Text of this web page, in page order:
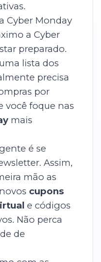
Cyber Monday
a Cyber
preparado.
lista dos
precisa
por
você foque nas
mais
é se
Assim,
mão as
cupons
e códigos
Não perca
de